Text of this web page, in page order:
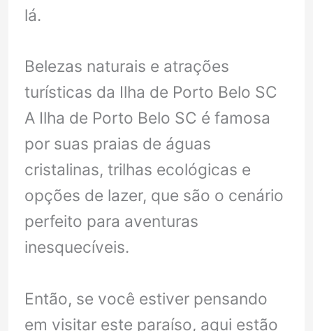
lá.
Belezas naturais e atrações
turísticas da Ilha de Porto Belo SC
A Ilha de Porto Belo SC é famosa
por suas praias de águas
cristalinas, trilhas ecológicas e
opções de lazer, que são o cenário
perfeito para aventuras
inesquecíveis.
Então, se você estiver pensando
em visitar este paraíso, aqui estão